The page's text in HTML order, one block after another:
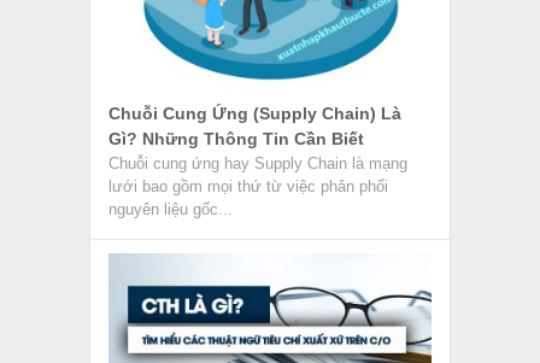
Chuỗi Cung Ứng (Supply Chain) Là
Gì? Những Thông Tin Cần Biết
Chuỗi cung ứng hay Supply Chain là mạng
lưới bao gồm mọi thứ từ việc phân phối
nguyên liệu gốc...